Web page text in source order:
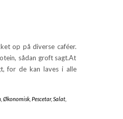
op på diverse caféer.
sådan groft sagt.At
for de kan laves i alle
, Økonomisk, Pescetar, Salat,